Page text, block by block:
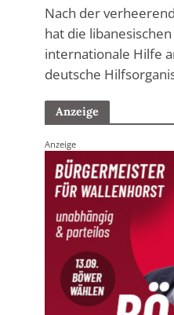
Nach der
hat die
internationale Hilfe
deutsche
Anzeige
Anzeige